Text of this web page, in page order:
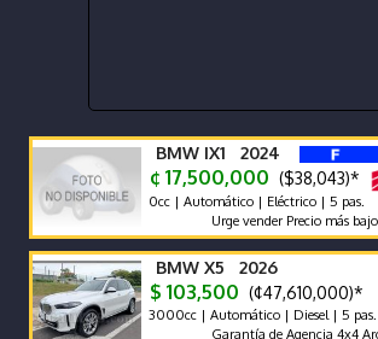
BMW IX1 2024
¢ 17,500,000 ($38,043)*
0cc | Automático | Eléctrico | 5 pas.
Urge vender Precio más bajo del
BMW X5 2026
$ 103,500 (¢47,610,000)*
3000cc | Automático | Diesel | 5 pas.
Garantía de Agencia 4x4 Aros